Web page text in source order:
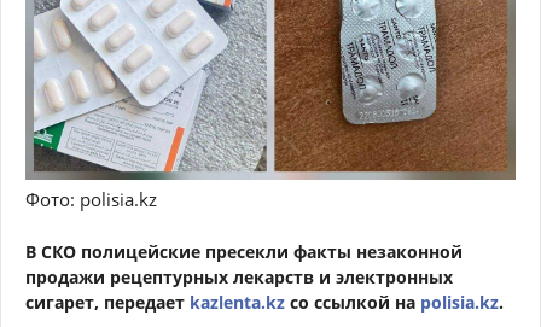
Фото: polisia.kz
В СКО полицейские пресекли факты незаконной
продажи рецептурных лекарств и электронных
сигарет, передает kazlenta.kz со ссылкой на polisia.kz.